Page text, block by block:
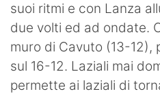
suoi ritmi e con Lanza
due volti ed ad ondate.
muro di Cavuto (13-12),
sul 16-12. Laziali mai
permette ai laziali di